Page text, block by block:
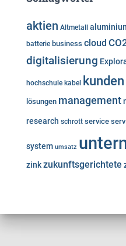
aktien Altmetall
batterie business cloud
digitalisierung
hochschule kabel kunden
lösungen management
research schrott service
system umsatz
zinkzukunftsgerichtete